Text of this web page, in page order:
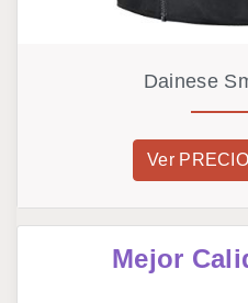
Dainese
Ver
Mejor